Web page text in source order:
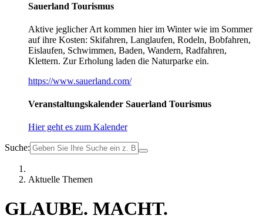
Sauerland Tourismus
Aktive jeglicher Art kommen hier im Winter wie im Sommer
auf ihre Kosten: Skifahren, Langlaufen, Rodeln, Bobfahren,
Eislaufen, Schwimmen, Baden, Wandern, Radfahren,
Klettern. Zur Erholung laden die Naturparke ein.
https://www.sauerland.com/
Veranstaltungskalender Sauerland Tourismus
Hier geht es zum Kalender
Suche:
Aktuelle Themen
GLAUBE. MACHT.